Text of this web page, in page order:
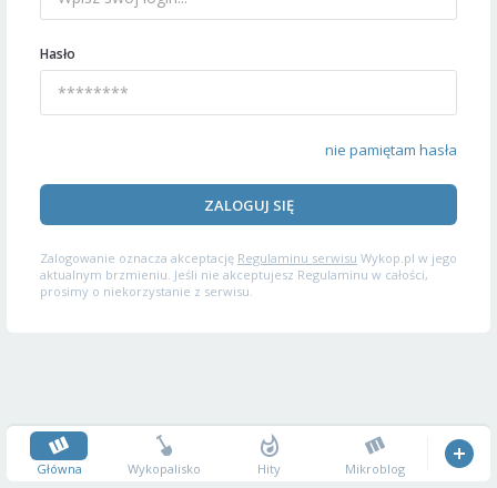
Hasło
nie pamiętam hasła
ZALOGUJ SIĘ
Zalogowanie oznacza akceptację Regulaminu serwisu Wykop.pl w jego
aktualnym brzmieniu. Jeśli nie akceptujesz Regulaminu w całości,
prosimy o niekorzystanie z serwisu.
Główna Wykopalisko Hity Mikroblog